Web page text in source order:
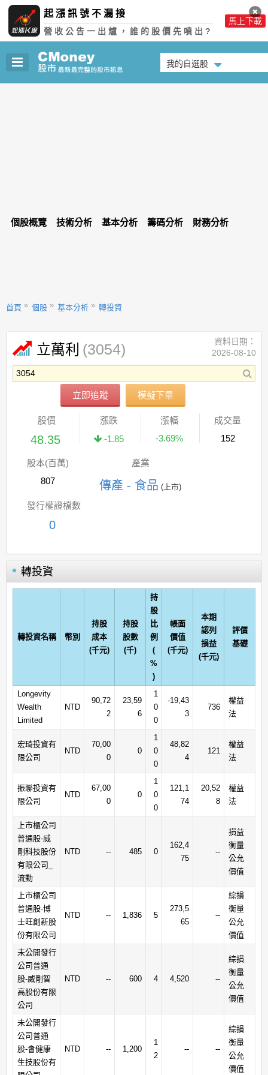
起漲訊號不漏接
營收公告一出爐，誰的股價先噴出?
馬上下載
我的自選股
個股概覽 技術分析 基本分析 籌碼分析 財務分析
首頁 個股 基本分析 轉投資
立萬利 (3054)
立即追蹤 模擬下單
資料日期：
2026-08-10
股價
48.35
漲跌
-1.85
漲幅
-3.69%
成交量
152
股本(百萬)
807
產業
傳產 - 食品 (上市)
發行權證檔數
0
轉投資
轉投資名稱 幣別
持股
成本
(千元)
持股
股數
(千)
持
股
比
例
(
%
)
帳面
價值
(千元)
本期
認列
損益
(千元)
評價
基礎
Longevity
Wealth
Limited
NTD
90,72
2
23,59
6
1
0
0
-19,43
3
736
權益
法
宏琦投資有
限公司
NTD
70,00
0
0
1
0
0
48,82
4
121
權益
法
振聯投資有
限公司
NTD
67,00
0
0
1
0
0
121,1
74
20,52
8
權益
法
上市櫃公司
普通股-威
剛科技股份
有限公司_
流動
NTD -- 485 0
162,4
75
--
損益
衡量
公允
價值
上市櫃公司
普通股-博
士旺創新股
份有限公司
NTD -- 1,836 5
273,5
65
--
綜損
衡量
公允
價值
未公開發行
公司普通
股-威剛智
高股份有限
公司
NTD -- 600 4 4,520 --
綜損
衡量
公允
價值
未公開發行
公司普通
股-會健康
生技股份有
NTD -- 1,200
1
2
-- --
綜損
衡量
公允
價值